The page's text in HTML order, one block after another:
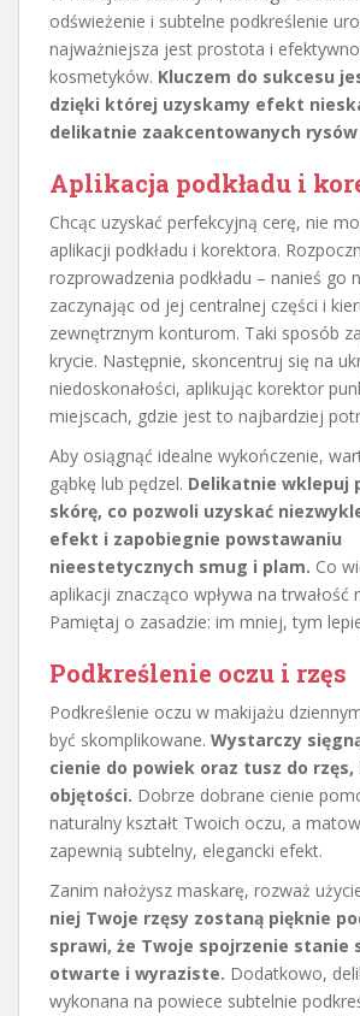
odświeżenie i subtelne podkreślenie
najważniejsza jest prostota i
kosmetyków. Kluczem do sukcesu
dzięki której uzyskamy efekt
delikatnie zaakcentowanych
Aplikacja podkładu i
Chcąc uzyskać perfekcyjną cerę, nie
aplikacji podkładu i korektora.
rozprowadzenia podkładu – nanieś go
zaczynając od jej centralnej części i
zewnętrznym konturom. Taki sposób
krycie. Następnie, skoncentruj się na
niedoskonałości, aplikując korektor
miejscach, gdzie jest to najbardziej
Aby osiągnąć idealne wykończenie,
gąbkę lub pędzel. Delikatnie wklepuj
skórę, co pozwoli uzyskać
efekt i zapobiegnie powstawaniu
nieestetycznych smug i plam. Co
aplikacji znacząco wpływa na trwałość
Pamiętaj o zasadzie: im mniej, tym
Podkreślenie oczu i rzęs
Podkreślenie oczu w makijażu
być skomplikowane. Wystarczy
cienie do powiek oraz tusz do
objętości. Dobrze dobrane cienie
naturalny kształt Twoich oczu, a
zapewnią subtelny, elegancki efekt.
Zanim nałożysz maskarę, rozważ
niej Twoje rzęsy zostaną pięknie
sprawi, że Twoje spojrzenie stanie
otwarte i wyraziste. Dodatkowo,
wykonana na powiece subtelnie